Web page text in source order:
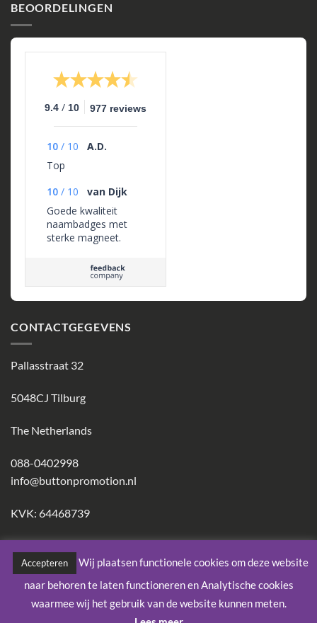
BEOORDELINGEN
9.4 / 10 977 reviews
10 / 10
A.D.
Top
10 / 10
van Dijk
Goede kwaliteit
naambadges met
sterke magneet.
volgens afspraak
CONTACTGEGEVENS
Pallasstraat 32
5048CJ Tilburg
The Netherlands
088-0402998
info@buttonpromotion.nl
KVK: 64468739
IDeal
Copyright 2026 © Button Promotion
Accepteren
Wij plaatsen functionele cookies om deze website
naar behoren te laten functioneren en Analytische cookies
waarmee wij het gebruik van de website kunnen meten.